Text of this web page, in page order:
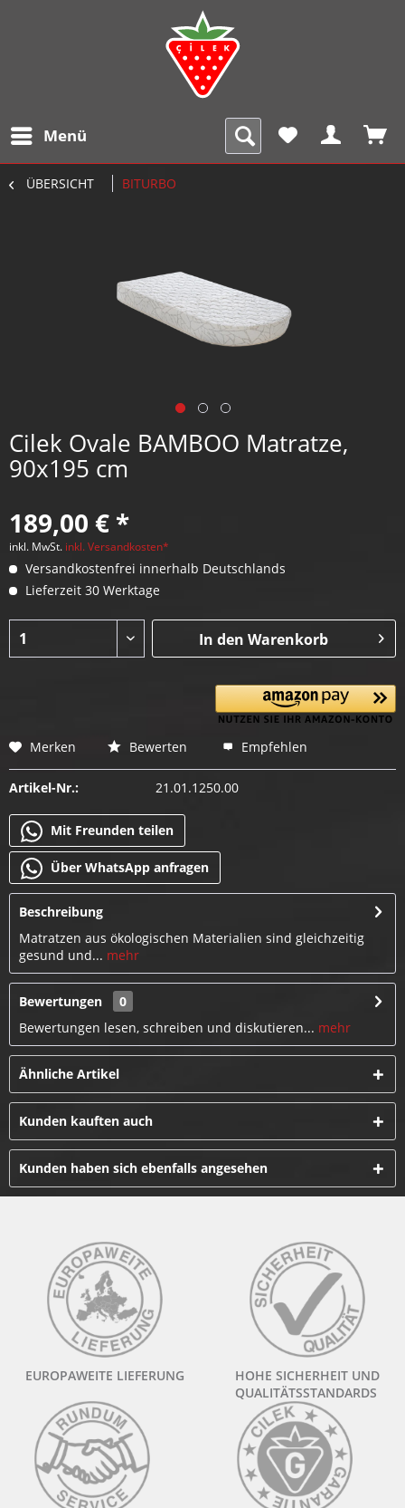
Menü
ÜBERSICHT BITURBO
Cilek Ovale BAMBOO Matratze,
90x195 cm
189,00 € *
inkl. MwSt. inkl. Versandkosten*
Versandkostenfrei innerhalb Deutschlands
Lieferzeit 30 Werktage
In den Warenkorb
Merken Bewerten Empfehlen
Artikel-Nr.: 21.01.1250.00
Mit Freunden teilen
Über WhatsApp anfragen
Beschreibung
Matratzen aus ökologischen Materialien sind gleichzeitig
gesund und... mehr
Bewertungen
0
Bewertungen lesen, schreiben und diskutieren... mehr
Ähnliche Artikel
Kunden kauften auch
Kunden haben sich ebenfalls angesehen
EUROPAWEITE LIEFERUNG
HOHE SICHERHEIT UND
QUALITÄTSSTANDARDS